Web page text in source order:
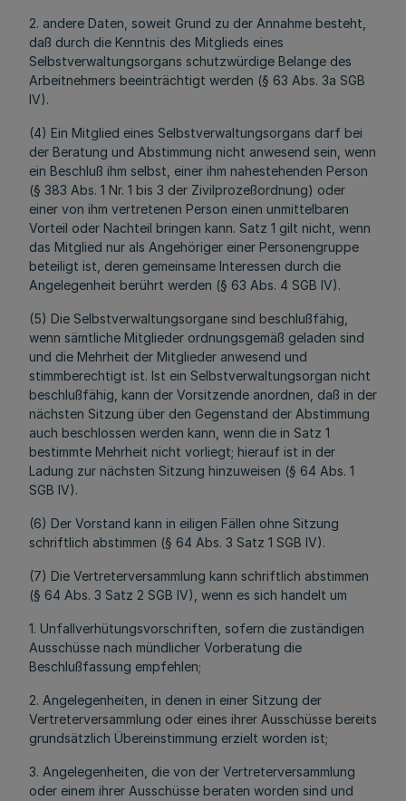
2. andere Daten, soweit Grund zu der Annahme besteht,
daß durch die Kenntnis des Mitglieds eines
Selbstverwaltungsorgans schutzwürdige Belange des
Arbeitnehmers beeinträchtigt werden (§ 63 Abs. 3a SGB
IV).
(4) Ein Mitglied eines Selbstverwaltungsorgans darf bei
der Beratung und Abstimmung nicht anwesend sein, wenn
ein Beschluß ihm selbst, einer ihm nahestehenden Person
(§ 383 Abs. 1 Nr. 1 bis 3 der Zivilprozeßordnung) oder
einer von ihm vertretenen Person einen unmittelbaren
Vorteil oder Nachteil bringen kann. Satz 1 gilt nicht, wenn
das Mitglied nur als Angehöriger einer Personengruppe
beteiligt ist, deren gemeinsame Interessen durch die
Angelegenheit berührt werden (§ 63 Abs. 4 SGB IV).
(5) Die Selbstverwaltungsorgane sind beschlußfähig,
wenn sämtliche Mitglieder ordnungsgemäß geladen sind
und die Mehrheit der Mitglieder anwesend und
stimmberechtigt ist. Ist ein Selbstverwaltungsorgan nicht
beschlußfähig, kann der Vorsitzende anordnen, daß in der
nächsten Sitzung über den Gegenstand der Abstimmung
auch beschlossen werden kann, wenn die in Satz 1
bestimmte Mehrheit nicht vorliegt; hierauf ist in der
Ladung zur nächsten Sitzung hinzuweisen (§ 64 Abs. 1
SGB IV).
(6) Der Vorstand kann in eiligen Fällen ohne Sitzung
schriftlich abstimmen (§ 64 Abs. 3 Satz 1 SGB IV).
(7) Die Vertreterversammlung kann schriftlich abstimmen
(§ 64 Abs. 3 Satz 2 SGB IV), wenn es sich handelt um
1. Unfallverhütungsvorschriften, sofern die zuständigen
Ausschüsse nach mündlicher Vorberatung die
Beschlußfassung empfehlen;
2. Angelegenheiten, in denen in einer Sitzung der
Vertreterversammlung oder eines ihrer Ausschüsse bereits
grundsätzlich Übereinstimmung erzielt worden ist;
3. Angelegenheiten, die von der Vertreterversammlung
oder einem ihrer Ausschüsse beraten worden sind und